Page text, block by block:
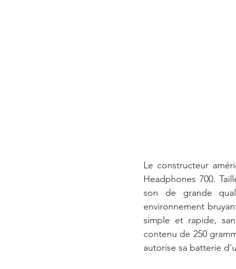
Le constructeur
Headphones 700.
son de grande
environnement
simple et rapide,
contenu de 250
autorise sa batterie